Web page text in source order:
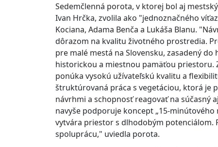
Sedemčlenná porota, v ktorej bol aj
Ivan Hrčka, zvolila ako "jednoznačného
Kociana, Adama Benča a Lukáša Blanu.
dôrazom na kvalitu životného prostredia.
pre malé mestá na Slovensku, zasadený
historickou a miestnou pamäťou priestoru.
ponúka vysokú užívateľskú kvalitu a
štruktúrovaná práca s vegetáciou, ktorá je
návrhmi a schopnosť reagovať na súčasný
navyše podporuje koncept „15-
vytvára priestor s dlhodobým
spoluprácu," uviedla porota.